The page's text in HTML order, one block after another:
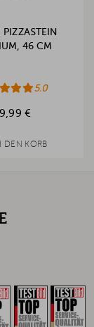
PIZZASTEIN
46 CM
5.0
€
DEN KORB